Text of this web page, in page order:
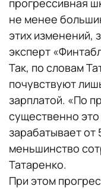
прогрессивная
не менее
этих изменений,
эксперт
Так, по словам
почувствуют
зарплатой. «По
существенно это
зарабатывает от
меньшинство
Татаренко.
При этом